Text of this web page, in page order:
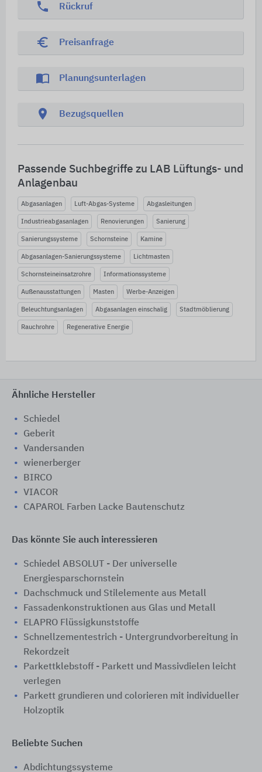
phone Rückruf
euro_symbol Preisanfrage
import_contacts Planungsunterlagen
location_on Bezugsquellen
Passende Suchbegriffe zu LAB Lüftungs- und
Anlagenbau
Abgasanlagen Luft-Abgas-Systeme Abgasleitungen
Industrieabgasanlagen Renovierungen Sanierung
Sanierungssysteme Schornsteine Kamine
Abgasanlagen-Sanierungssysteme Lichtmasten
Schornsteineinsatzrohre Informationssysteme
Außenausstattungen Masten Werbe-Anzeigen
Beleuchtungsanlagen Abgasanlagen einschalig Stadtmöblierung
Rauchrohre Regenerative Energie
Ähnliche Hersteller
Schiedel
Geberit
Vandersanden
wienerberger
BIRCO
VIACOR
CAPAROL Farben Lacke Bautenschutz
Das könnte Sie auch interessieren
Schiedel ABSOLUT - Der universelle
Energiesparschornstein
Dachschmuck und Stilelemente aus Metall
Fassadenkonstruktionen aus Glas und Metall
ELAPRO Flüssigkunststoffe
Schnellzementestrich - Untergrundvorbereitung in
Rekordzeit
Parkettklebstoff - Parkett und Massivdielen leicht
verlegen
Parkett grundieren und colorieren mit individueller
Holzoptik
Beliebte Suchen
Abdichtungssysteme